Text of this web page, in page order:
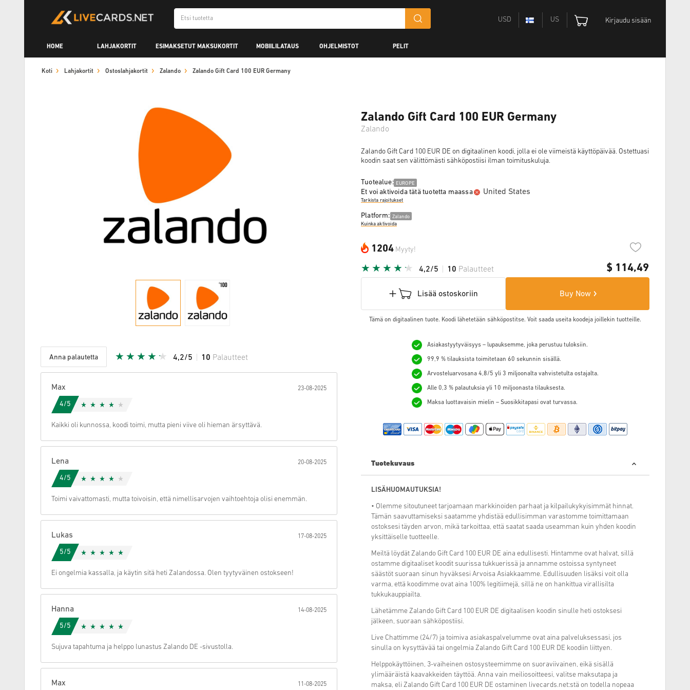
USD US Kirjaudu sisään
HOME LAHJAKORTIT ESIMAKSETUT MAKSUKORTIT MOBIILILATAUS OHJELMISTOT PELIT
Koti Lahjakortit Ostoslahjakortit Zalando Zalando Gift Card 100 EUR Germany
Anna palautetta 4,2/5 10 Palautteet
Peruuta
Max 23-08-2025
4/5
Kaikki oli kunnossa, koodi toimi, mutta pieni viive oli hieman ärsyttävä.
Lena 20-08-2025
4/5
Toimi vaivattomasti, mutta toivoisin, että nimellisarvojen vaihtoehtoja olisi enemmän.
Lukas 17-08-2025
5/5
Ei ongelmia kassalla, ja käytin sitä heti Zalandossa. Olen tyytyväinen ostokseen!
Hanna 14-08-2025
5/5
Sujuva tapahtuma ja helppo lunastus Zalando DE -sivustolla.
Max 11-08-2025
Zalando Gift Card 100 EUR Germany
Zalando
Zalando Gift Card 100 EUR DE on digitaalinen koodi, jolla ei ole viimeistä käyttöpäivää. Ostettuasi
koodin saat sen välittömästi sähköpostiisi ilman toimituskuluja.
Tuotealue: EUROPE
Et voi aktivoida tätä tuotetta maassa United States
Tarkista rajoitukset
Platform: Zalando
Kuinka aktivoida
1204 Myyty!
$ 114,49
4,2/5 10 Palautteet
Lisää ostoskoriin Buy Now
Tämä on digitaalinen tuote. Koodi lähetetään sähköpostitse. Voit saada useita koodeja joillekin tuotteille.
Asiakastyytyväisyys – lupauksemme, joka perustuu tuloksiin.
99,9 % tilauksista toimitetaan 60 sekunnin sisällä.
Arvosteluarvosana 4,8/5 yli 3 miljoonalta vahvistetulta ostajalta.
Alle 0,3 % palautuksia yli 10 miljoonasta tilauksesta.
Maksa luottavaisin mielin – Suosikkitapasi ovat turvassa.
Tuotekuvaus
LISÄHUOMAUTUKSIA!
• Olemme sitoutuneet tarjoamaan markkinoiden parhaat ja kilpailukykyisimmät hinnat.
Tämän saavuttamiseksi saatamme yhdistää edullisimman varastomme toimittamaan
ostoksesi täyden arvon, mikä tarkoittaa, että saatat saada useamman kuin yhden koodin
yksittäiselle tuotteelle.
Meiltä löydät Zalando Gift Card 100 EUR DE aina edullisesti. Hintamme ovat halvat, sillä
ostamme digitaaliset koodit suurissa tukkuerissä ja annamme ostoissa syntyneet
säästöt suoraan sinun hyväksesi Arvoisa Asiakkaamme. Edullisuuden lisäksi voit olla
varma, että koodimme ovat aina 100% legitiimejä, sillä ne on hankittua virallisilta
tukkukauppiailta.
Lähetämme Zalando Gift Card 100 EUR DE digitaalisen koodin sinulle heti ostoksesi
jälkeen, suoraan sähköpostiisi.
Live Chattimme (24/7) ja toimiva asiakaspalvelumme ovat aina palveluksessasi, jos
sinulla on kysyttävää tai ongelmia Zalando Gift Card 100 EUR DE koodiin liittyen.
Helppokäyttöinen, 3-vaiheinen ostosysteemimme on suoraviivainen, eikä sisällä
ylimääräistä kaavakkeiden täyttöä. Anna vain meiliosoitteesi, valitse maksutapa ja
maksa, eli Zalando Gift Card 100 EUR DE ostaminen livecards.net:stä on todella nopeaa